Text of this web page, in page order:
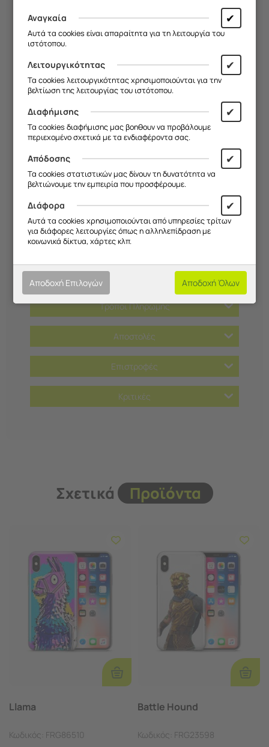
Διάφανη θήκη με σχέδια
Απόλυτη προστασία από κραδασμούς και
γρατζουνιές στο πίσω μέρος του κινητού
Επιλέξτε το μοντέλο σας με προσοχή!
Σχεδιασμός που επιτρέπει την εύκολη
χρήση όλων των πλήκτρων του κινητού σας
παραγγελίας!
Χαρακτηριστικά
Τρόποι Πληρωμής
Αποστολές
Επιστροφές
Κριτικές
Σχετικά Προϊόντα
Επιλογές
Llama
Κωδικός: FRG86510
Battle Hound
Κωδικός: FRG23598
Αναγκαία ✔
Αυτά τα cookies είναι απαραίτητα για τη λειτουργία του
ιστότοπου.
Λειτουργικότητας ✔
Τα cookies λειτουργικότητας χρησιμοποιούνται για την
βελτίωση της λειτουργίας του ιστότοπου.
Διαφήμισης ✔
Τα cookies διαφήμισης μας βοηθουν να προβάλουμε
περιεχομένο σχετικά με τα ενδιαφέροντα σας.
Απόδοσης ✔
Τα cookies στατιστικών μας δίνουν τη δυνατότητα να
βελτιώνουμε την εμπειρία που προσφέρουμε.
Διάφορα ✔
Αυτά τα cookies χρησιμοποιούνται από υπηρεσίες τρίτων
για διάφορες λειτουργίες όπως η αλληλεπίδραση με
κοινωνικά δίκτυα, χάρτες κλπ.
Αποδοχή Επιλογών Αποδοχή Όλων